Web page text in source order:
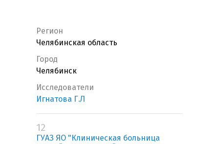
Регион
Челябинская область
Город
Челябинск
Исследователи
Игнатова Г.Л
12
ГУАЗ ЯО "Клиническая больница